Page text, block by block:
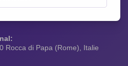
Rocca di Papa (Rome), Italie